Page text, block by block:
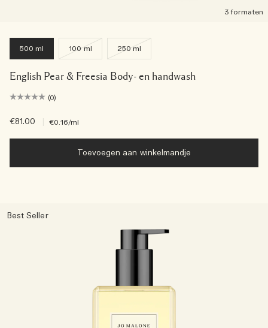
3 formaten
500 ml 100 ml 250 ml
English Pear & Freesia Body- en handwash
(0)
€81.00 €0.16/ml
Toevoegen aan winkelmandje
Best Seller